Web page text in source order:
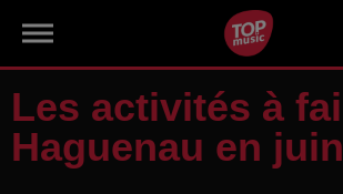
Les activités à
Haguenau en juin